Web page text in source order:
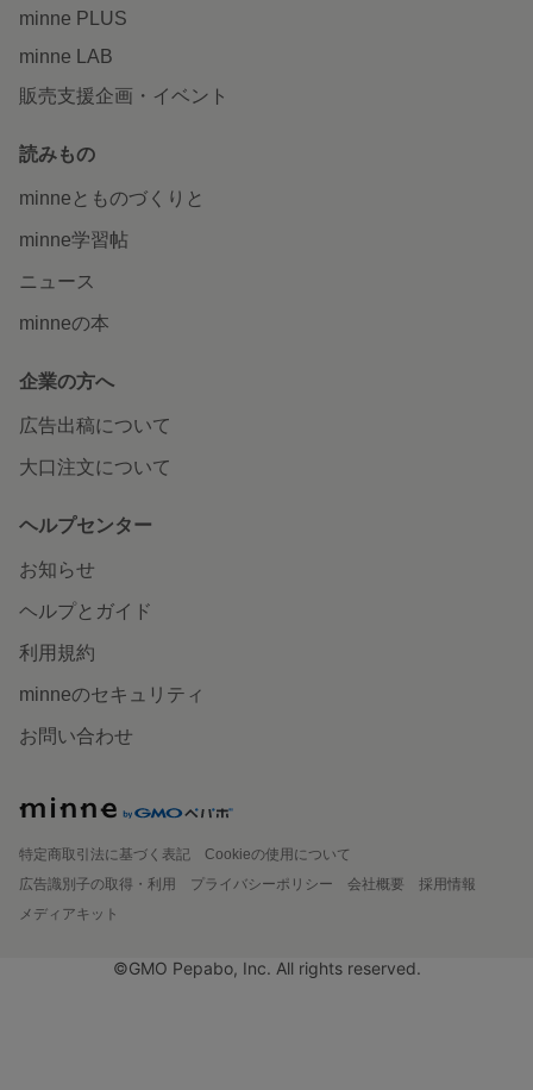
minne PLUS
minne LAB
販売支援企画・イベント
読みもの
minneとものづくりと
minne学習帖
ニュース
minneの本
企業の方へ
広告出稿について
大口注文について
ヘルプセンター
お知らせ
ヘルプとガイド
利用規約
minneのセキュリティ
お問い合わせ
特定商取引法に基づく表記
Cookieの使用について
広告識別子の取得・利用
プライバシーポリシー 会社概要
採用情報
メディアキット
©GMO Pepabo, Inc. All rights reserved.